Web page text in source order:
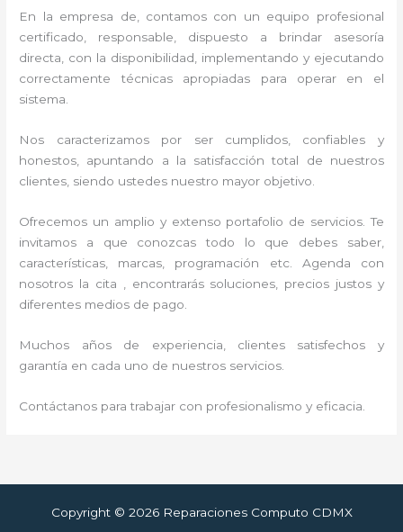
En la empresa de, contamos con un equipo profesional
certificado, responsable, dispuesto a brindar asesoría
directa, con la disponibilidad, implementando y ejecutando
correctamente técnicas apropiadas para operar en el
sistema.
Nos caracterizamos por ser cumplidos, confiables y
honestos, apuntando a la satisfacción total de nuestros
clientes, siendo ustedes nuestro mayor objetivo.
Ofrecemos un amplio y extenso portafolio de servicios. Te
invitamos a que conozcas todo lo que debes saber,
características, marcas, programación etc. Agenda con
nosotros la cita , encontrarás soluciones, precios justos y
diferentes medios de pago.
Muchos años de experiencia, clientes satisfechos y
garantía en cada uno de nuestros servicios.
Contáctanos para trabajar con profesionalismo y eficacia.
Copyright © 2026 Reparaciones Computo CDMX